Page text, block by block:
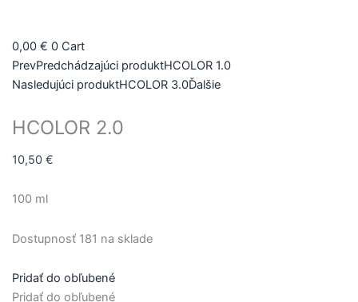
0,00 € 0 Cart
PrevPredchádzajúci produktHCOLOR 1.0
Nasledujúci produktHCOLOR 3.0Ďalšie
HCOLOR 2.0
10,50 €
100 ml
Dostupnosť 181 na sklade
Pridať do obľubené
Pridať do obľubené
2.0